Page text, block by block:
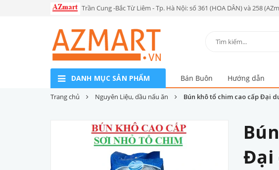
Trần Cung -Bắc Từ Liêm - Tp. Hà Nội: số 361 (HOA DÂN) và 258
DANH MỤC SẢN PHẨM Bán Buôn Hướng dẫn
Trang chủ Nguyên Liệu, dầu nấu ăn Bún khô tổ chim cao cấp Đại
Đại